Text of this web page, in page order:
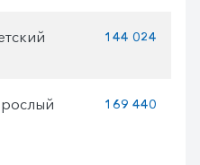
144 024
169 440